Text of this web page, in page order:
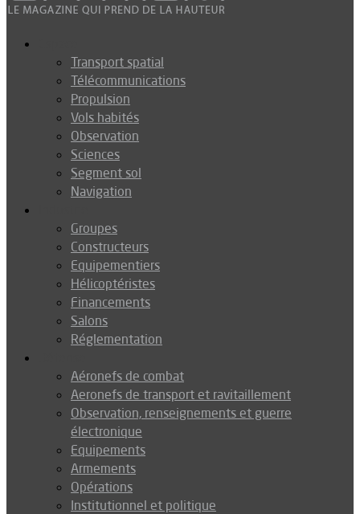
Transport spatial
Télécommunications
Propulsion
Vols habités
Observation
Sciences
Segment sol
Navigation
Groupes
Constructeurs
Equipementiers
Hélicoptéristes
Financements
Salons
Réglementation
Aéronefs de combat
Aeronefs de transport et ravitaillement
Observation, renseignements et guerre
électronique
Equipements
Armements
Opérations
Institutionnel et politique